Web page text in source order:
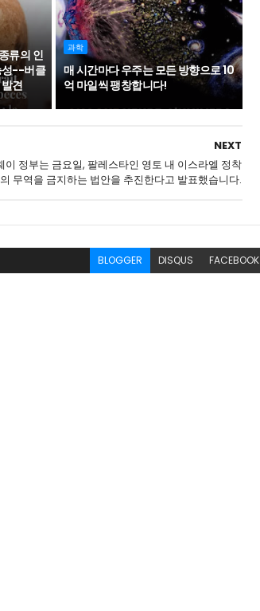
류의 인
성--버클
견
과학
매 시간마다 우주는 모든 방향으로 10
억 마일씩 팽창합니다!
NEXT
이 정부는 금요일, 팔레스타인 영토 내 이스라엘 정착
무역을 금지하는 법안을 추진한다고 발표했습니다.
BLOGGER DISQUS FACEBOOK